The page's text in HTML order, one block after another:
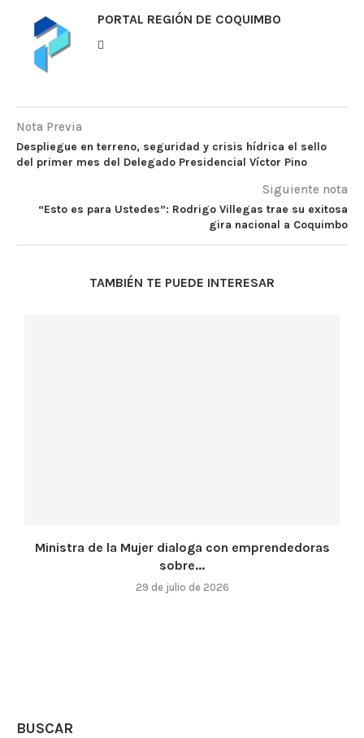
PORTAL REGIÓN DE COQUIMBO
Nota Previa
Despliegue en terreno, seguridad y crisis hídrica el sello
del primer mes del Delegado Presidencial Víctor Pino
Siguiente nota
“Esto es para Ustedes”: Rodrigo Villegas trae su exitosa
gira nacional a Coquimbo
TAMBIÉN TE PUEDE INTERESAR
Ministra de la Mujer dialoga con emprendedoras
sobre...
29 de julio de 2026
BUSCAR